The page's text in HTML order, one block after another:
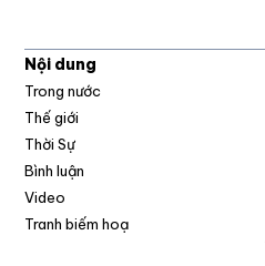
Nội dung
Trong nước
Thế giới
Thời Sự
Bình luận
Video
Tranh biếm hoạ